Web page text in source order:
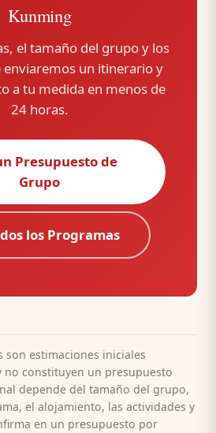
Kunming
el tamaño del grupo y los
enviaremos un itinerario y
a tu medida en menos de
24 horas.
Presupuesto de
Grupo
los Programas
son estimaciones iniciales
no constituyen un presupuesto
depende del tamaño del grupo,
el alojamiento, las actividades y
en un presupuesto por